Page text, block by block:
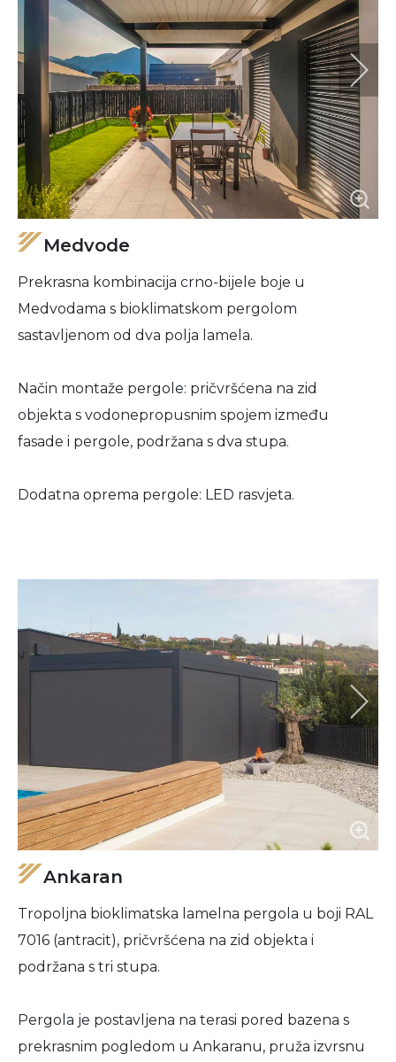
Medvode
Prekrasna kombinacija crno-bijele boje u
Medvodama s bioklimatskom pergolom
sastavljenom od dva polja lamela.
Način montaže pergole: pričvršćena na zid
objekta s vodonepropusnim spojem između
fasade i pergole, podržana s dva stupa.
Dodatna oprema pergole: LED rasvjeta.
Ankaran
Tropoljna bioklimatska lamelna pergola u boji RAL
7016 (antracit), pričvršćena na zid objekta i
podržana s tri stupa.
Pergola je postavljena na terasi pored bazena s
prekrasnim pogledom u Ankaranu, pruža izvrsnu